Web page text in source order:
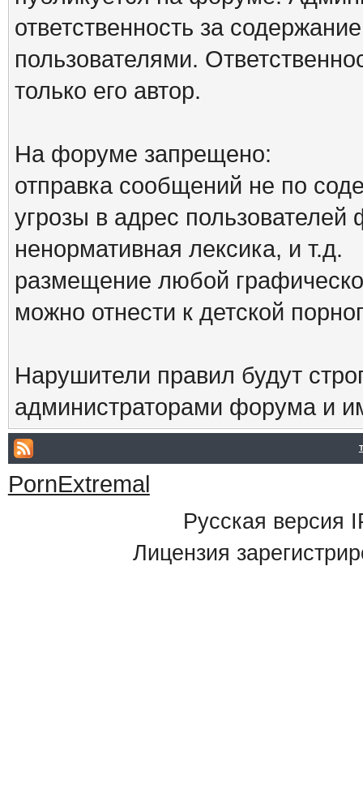
ответственность за
пользователями.
только его автор.
На форуме запрещено:
отправка сообщений не по
угрозы в адрес
ненормативная лексика, и т.д.
размещение любой
можно отнести к детской
Нарушители правил будут
администраторами форума и
PornExtremal
Русская версия
Лицензия